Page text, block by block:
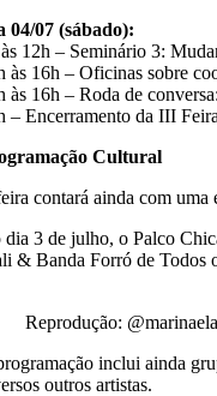
04/07 (sábado):
12h – Seminário 3:
às 16h – Oficinas sobre
às 16h – Roda de
– Encerramento da III
Cultural
contará ainda com uma
dia 3 de julho, o Palco
& Banda Forró de Todos
Reprodução:
inclui ainda
outros artistas.